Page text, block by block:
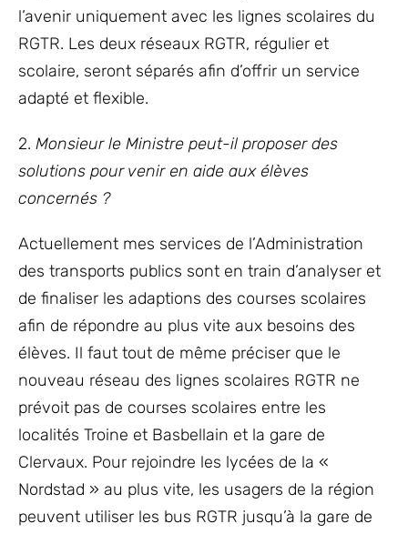
l’avenir uniquement avec les lignes scolaires du
RGTR. Les deux réseaux RGTR, régulier et
scolaire, seront séparés afin d’offrir un service
adapté et flexible.
2. Monsieur le Ministre peut-il proposer des
solutions pour venir en aide aux élèves
concernés ?
Actuellement mes services de l’Administration
des transports publics sont en train d’analyser et
de finaliser les adaptions des courses scolaires
afin de répondre au plus vite aux besoins des
élèves. Il faut tout de même préciser que le
nouveau réseau des lignes scolaires RGTR ne
prévoit pas de courses scolaires entre les
localités Troine et Basbellain et la gare de
Clervaux. Pour rejoindre les lycées de la «
Nordstad » au plus vite, les usagers de la région
peuvent utiliser les bus RGTR jusqu’à la gare de